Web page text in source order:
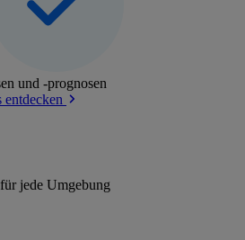
und -prognosen
entdecken
jede Umgebung